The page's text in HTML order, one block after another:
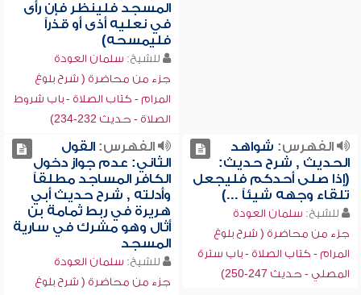
المسجد فلينظر فإن رأى
في نعليه أذى أو قذراً
فليمسحه)
للشيخ: سلمان العودة
جزء من محاضرة ( شرح بلوغ
المرام - كتاب الصلاة - باب شروط
الصلاة - حديث 232-234)
الفهرس: شواهد
الحديث , شرح حديث:
(إذا صلى أحدكم فليجعل
تلقاء وجهه شيئاً ...)
للشيخ: سلمان العودة
جزء من محاضرة ( شرح بلوغ
المرام - كتاب الصلاة - باب سترة
المصلي - حديث 247-250)
الفهرس:القول
الثاني: عدم جواز دخول
الكافر المساجد مطلقاً
وأدلته , شرح حديث أبي
هريرة في ربط ثمامة بن
أثال وهو مشرك في سارية
المسجد
للشيخ: سلمان العودة
جزء من محاضرة ( شرح بلوغ